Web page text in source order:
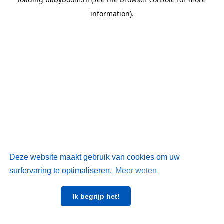
Deze website maakt gebruik van cookies om uw
surfervaring te optimaliseren. Meer weten
Ik begrijp het!
information).